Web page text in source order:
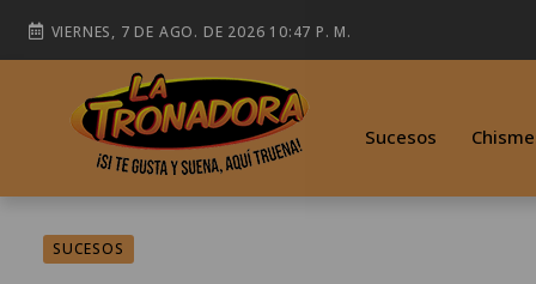
VIERNES, 7 DE AGO. DE 2026 10:47 P. M.
Sucesos
SUCESOS